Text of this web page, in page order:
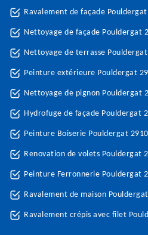
Ravalement de façade
Nettoyage de façade Pouldergat
Nettoyage de terrasse
Peinture extérieure Pouldergat
Nettoyage de pignon Pouldergat
Hydrofuge de façade Pouldergat
Peinture Boiserie Pouldergat
Renovation de volets Pouldergat
Peinture Ferronnerie Pouldergat
Ravalement de maison
Ravalement crépis avec filet